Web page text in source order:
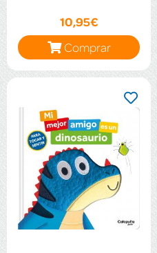
10,95€
Comprar